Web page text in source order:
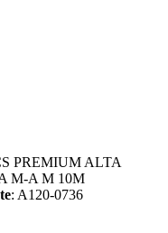
PREMIUM ALTA
M-A M 10M
: A120-0736